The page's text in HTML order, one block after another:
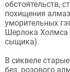
обстоятельств,
похищения
уморительных
Шерлока Холмса
сыщика).
В сиквеле
без розового